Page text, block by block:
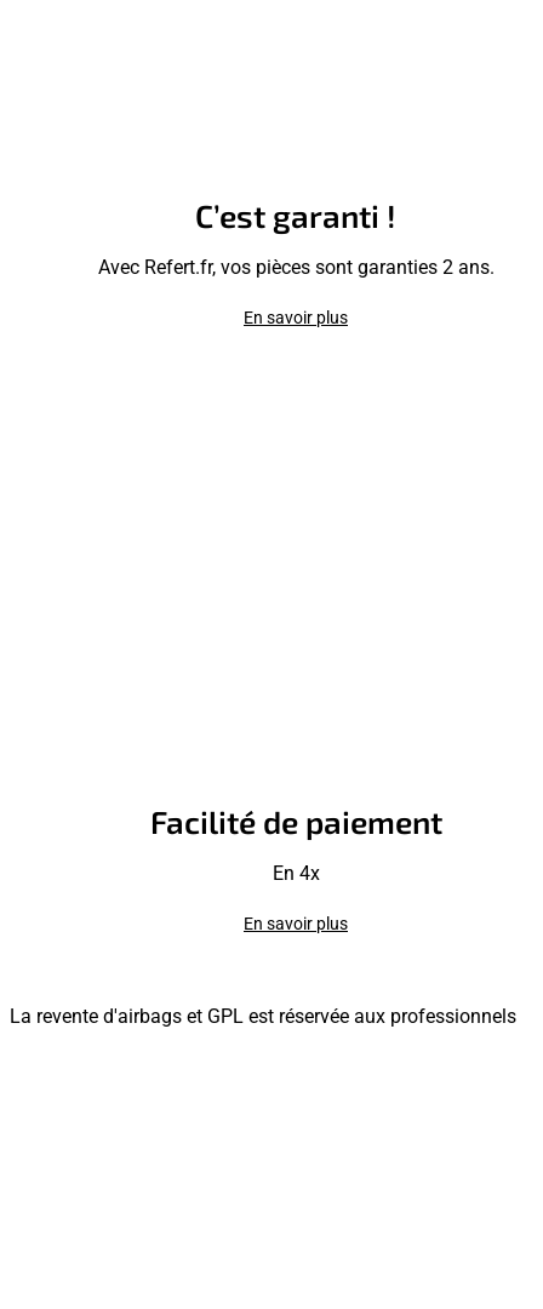
C’est garanti !
Avec Refert.fr, vos pièces sont garanties 2 ans.
En savoir plus
Facilité de paiement
En 4x
En savoir plus
La revente d'airbags et GPL est réservée aux professionnels